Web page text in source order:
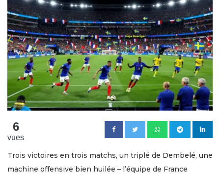
6
vues
Trois victoires en trois matchs, un triplé de Dembelé, une
machine offensive bien huilée – l’équipe de France